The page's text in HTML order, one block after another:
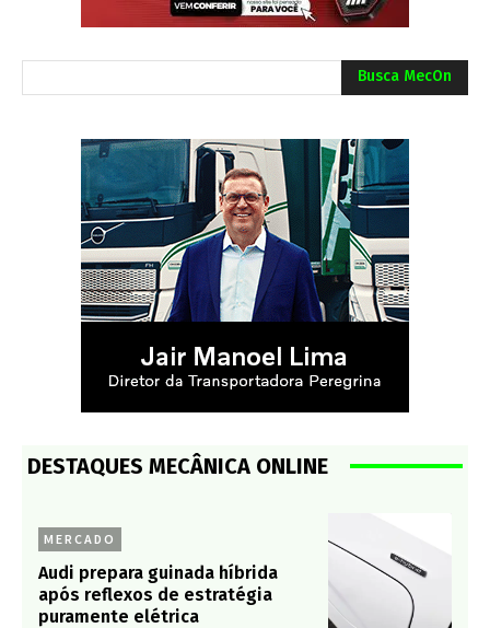
Busca MecOn
DESTAQUES MECÂNICA ONLINE
MERCADO
Audi prepara guinada híbrida
após reflexos de estratégia
puramente elétrica